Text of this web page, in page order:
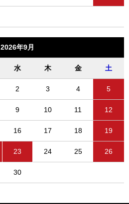
2026年9月
水 木 金 土
2 3 4 5
9 10 11 12
16 17 18 19
23 24 25 26
30